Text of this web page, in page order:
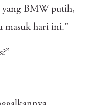
yang BMW putih,
masuk hari ini.”